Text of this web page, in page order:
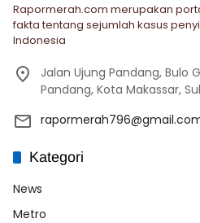
Rapormerah.com merupakan
fakta tentang sejumlah kasus
Indonesia
Jalan Ujung Pandang, Bulo
Pandang, Kota Makassar,
Kategori
News
Metro